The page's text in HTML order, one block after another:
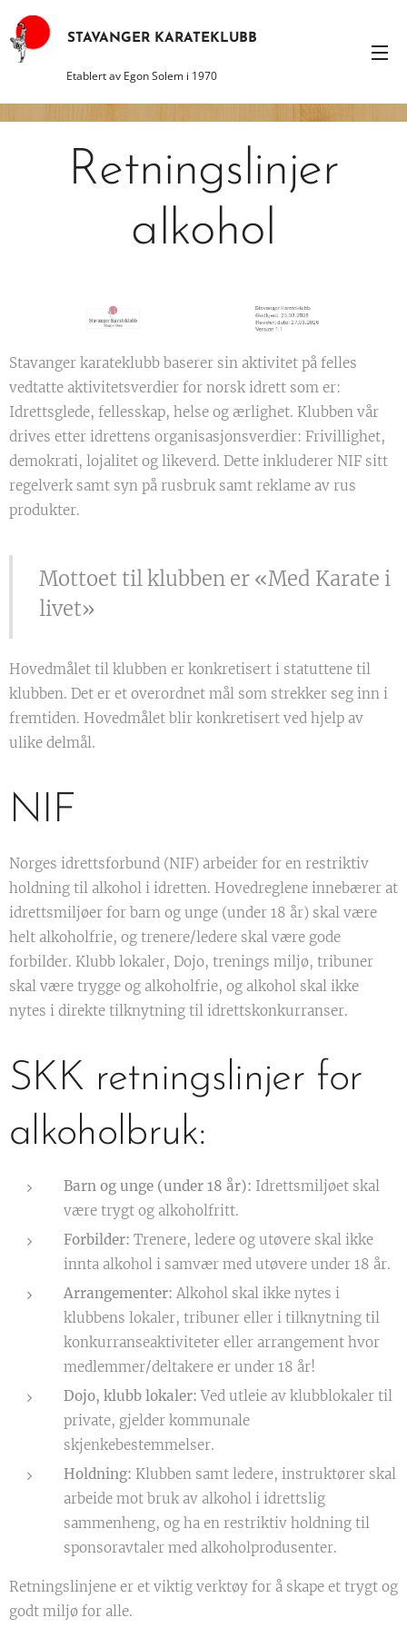
STAVANGER KARATEKLUBB
Etablert av Egon Solem i 1970
Retningslinjer
alkohol
Stavanger karateklubb baserer sin aktivitet på felles
vedtatte aktivitetsverdier for norsk idrett som er:
Idrettsglede, fellesskap, helse og ærlighet. Klubben vår
drives etter idrettens organisasjonsverdier: Frivillighet,
demokrati, lojalitet og likeverd. Dette inkluderer NIF sitt
regelverk samt syn på rusbruk samt reklame av rus
produkter.
Mottoet til klubben er «Med Karate i
livet»
Hovedmålet til klubben er konkretisert i statuttene til
klubben. Det er et overordnet mål som strekker seg inn i
fremtiden. Hovedmålet blir konkretisert ved hjelp av
ulike delmål.
NIF
Norges idrettsforbund (NIF) arbeider for en restriktiv
holdning til alkohol i idretten. Hovedreglene innebærer at
idrettsmiljøer for barn og unge (under 18 år) skal være
helt alkoholfrie, og trenere/ledere skal være gode
forbilder. Klubb lokaler, Dojo, trenings miljø, tribuner
skal være trygge og alkoholfrie, og alkohol skal ikke
nytes i direkte tilknytning til idrettskonkurranser.
SKK retningslinjer for
alkoholbruk:
Barn og unge (under 18 år): Idrettsmiljøet skal
være trygt og alkoholfritt.
Forbilder: Trenere, ledere og utøvere skal ikke
innta alkohol i samvær med utøvere under 18 år.
Arrangementer: Alkohol skal ikke nytes i
klubbens lokaler, tribuner eller i tilknytning til
konkurranseaktiviteter eller arrangement hvor
medlemmer/deltakere er under 18 år!
Dojo, klubb lokaler:Ved utleie av klubblokaler til
private, gjelder kommunale
skjenkebestemmelser.
Holdning: Klubben samt ledere, instruktører skal
arbeide mot bruk av alkohol i idrettslig
sammenheng, og ha en restriktiv holdning til
sponsoravtaler med alkoholprodusenter.
Retningslinjene er et viktig verktøy for å skape et trygt og
godt miljø for alle.